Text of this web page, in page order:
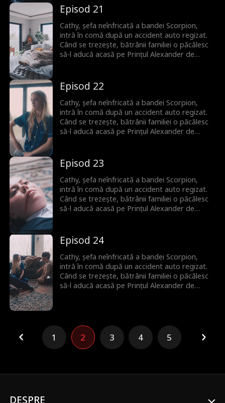
plac, între ei încep să apară scântei. Niciunul
nu își dă seama că Alexander este de fapt
iubitul din copilărie al lui Cathy, pe care l-au
căutat amândoi tot timpul.
Episod 21
Cathy, șefa neînfricată a bandei Scorpion,
intră în comă după un accident auto regizat.
Când se trezește, bătrânii familiei o păcălesc
să-l aducă acasă pe Prințul Alexander de
plac, între ei încep să apară scântei. Niciunul
nu își dă seama că Alexander este de fapt
iubitul din copilărie al lui Cathy, pe care l-au
căutat amândoi tot timpul.
Episod 22
Cathy, șefa neînfricată a bandei Scorpion,
intră în comă după un accident auto regizat.
Când se trezește, bătrânii familiei o păcălesc
să-l aducă acasă pe Prințul Alexander de
plac, între ei încep să apară scântei. Niciunul
nu își dă seama că Alexander este de fapt
iubitul din copilărie al lui Cathy, pe care l-au
căutat amândoi tot timpul.
Episod 23
Cathy, șefa neînfricată a bandei Scorpion,
intră în comă după un accident auto regizat.
Când se trezește, bătrânii familiei o păcălesc
să-l aducă acasă pe Prințul Alexander de
plac, între ei încep să apară scântei. Niciunul
nu își dă seama că Alexander este de fapt
iubitul din copilărie al lui Cathy, pe care l-au
căutat amândoi tot timpul.
Episod 24
Cathy, șefa neînfricată a bandei Scorpion,
intră în comă după un accident auto regizat.
Când se trezește, bătrânii familiei o păcălesc
să-l aducă acasă pe Prințul Alexander de
nu își dă seama că Alexander este de fapt
iubitul din copilărie al lui Cathy, pe care l-au
căutat amândoi tot timpul.
1 2 3 4 5
DESPRE